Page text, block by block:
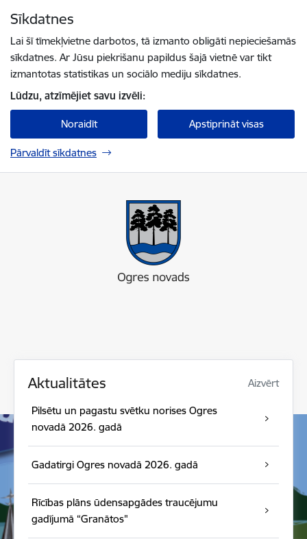
Sīkdatnes
Lai šī tīmekļvietne darbotos, tā izmanto obligāti nepieciešamās
sīkdatnes. Ar Jūsu piekrišanu papildus šajā vietnē var tikt
izmantotas statistikas un sociālo mediju sīkdatnes.
Lūdzu, atzīmējiet savu izvēli:
Noraidīt Apstiprināt visas
Pārvaldīt sīkdatnes
Aktualitātes Aizvērt
Pilsētu un pagastu svētku norises Ogres
novadā 2026. gadā
Gadatirgi Ogres novadā 2026. gadā
Rīcības plāns ūdensapgādes traucējumu
gadījumā “Granātos"